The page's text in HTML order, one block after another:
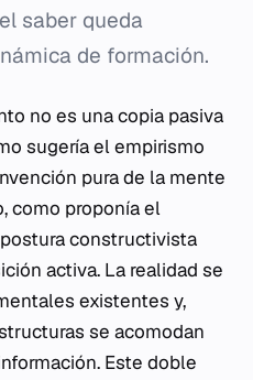
saber queda
de formación.
no es una copia pasiva
sugería el empirismo
pura de la mente
como proponía el
constructivista
activa. La realidad se
existentes y,
se acomodan
Este doble